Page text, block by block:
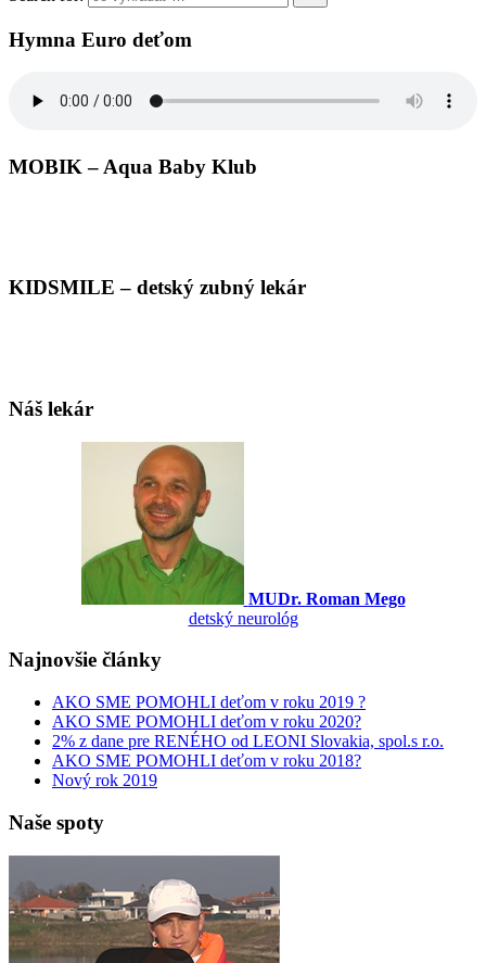
Hymna Euro deťom
MOBIK – Aqua Baby Klub
KIDSMILE – detský zubný lekár
Náš lekár
MUDr. Roman Mego
detský neurológ
Najnovšie články
AKO SME POMOHLI deťom v roku 2019 ?
AKO SME POMOHLI deťom v roku 2020?
2% z dane pre RENÉHO od LEONI Slovakia, spol.s r.o.
AKO SME POMOHLI deťom v roku 2018?
Nový rok 2019
Naše spoty